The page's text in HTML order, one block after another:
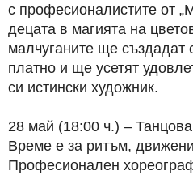
с професионалистите от
децата в магията на
малчуганите ще създадат
платно и ще усетят
си истински художник.
28 май (18:00 ч.) –
Време е за ритъм,
Професионален